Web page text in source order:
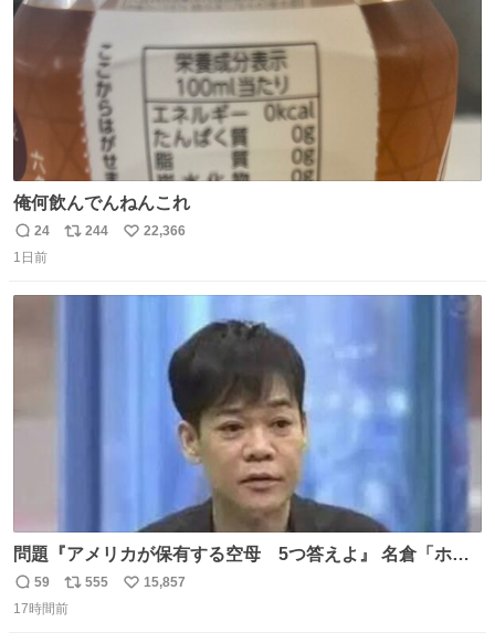
俺何飲んでんねんこれ
返
信
24
リ
244
い
22,366
1日前
問題『アメリカが保有する空母 5つ答えよ』 名倉「ホン
マごめん、日本」
返
信
59
リ
ポ
555
い
15,857
17時間前